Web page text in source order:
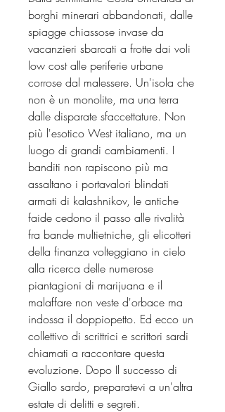
borghi minerari abbandonati, dalle
spiagge chiassose invase da
vacanzieri sbarcati a frotte dai voli
low cost alle periferie urbane
corrose dal malessere. Un'isola che
non è un monolite, ma una terra
dalle disparate sfaccettature. Non
più l'esotico West italiano, ma un
luogo di grandi cambiamenti. I
banditi non rapiscono più ma
assaltano i portavalori blindati
armati di kalashnikov, le antiche
faide cedono il passo alle rivalità
fra bande multietniche, gli elicotteri
della finanza volteggiano in cielo
alla ricerca delle numerose
piantagioni di marijuana e il
malaffare non veste d'orbace ma
indossa il doppiopetto. Ed ecco un
collettivo di scrittrici e scrittori sardi
chiamati a raccontare questa
evoluzione. Dopo Il successo di
Giallo sardo, preparatevi a un'altra
estate di delitti e segreti.